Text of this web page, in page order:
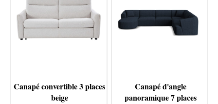
Canapé convertible 3 places
beige
Canapé d'angle
panoramique 7 places